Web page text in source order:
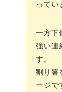
ってい
一方下
強い連
す。
割り箸
ージで